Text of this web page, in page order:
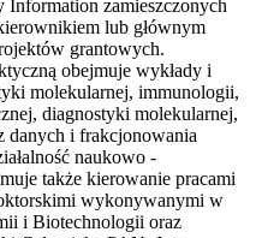
zamieszczonych
lub głównym
grantowych.
obejmuje wykłady i
molekularnej, immunologii,
diagnostyki molekularnej,
danych i frakcjonowania
naukowo -
także kierowanie pracami
wykonywanymi w
i Biotechnologii oraz